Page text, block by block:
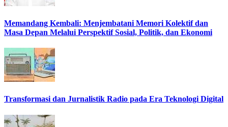
Memandang Kembali: Menjembatani Memori Kolektif dan
Masa Depan Melalui Perspektif Sosial, Politik, dan Ekonomi
Transformasi dan Jurnalistik Radio pada Era Teknologi Digital